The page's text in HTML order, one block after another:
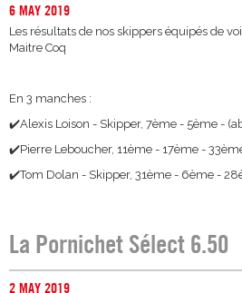
6 MAY 2019
Les résultats de nos skippers équipés de
Maitre Coq
En 3 manches :
✔️Alexis Loison - Skipper, 7ème - 5ème -
✔️Pierre Leboucher, 11ème - 17ème -
✔️Tom Dolan - Skipper, 31ème - 6ème -
La Pornichet Sélect 6.50
2 MAY 2019